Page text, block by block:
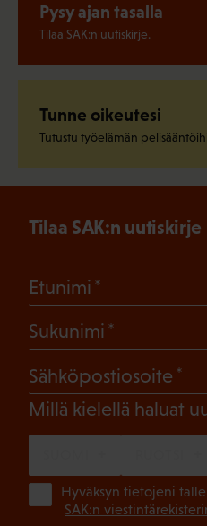
Pysy ajan tasalla
Tilaa SAK:n uutiskirje.
Tunne oikeutesi
Tutustu työelämän
Tilaa SAK:n uutiskirje
Etunimi
Sukunimi
Sähköpostiosoite
Millä kielellä haluat
Hyväksyn tietojeni
SAK:n